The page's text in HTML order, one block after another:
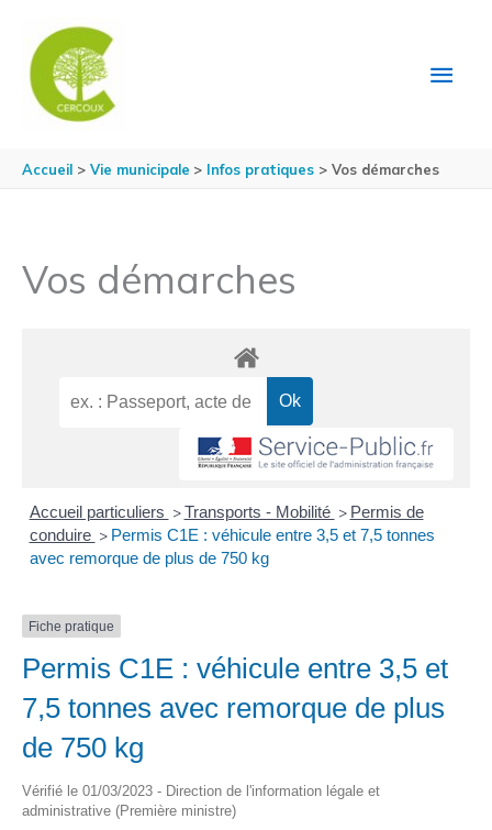
Accueil Vie municipale Infos pratiques Vos démarches
Vos démarches
Accueil particuliers > Transports - Mobilité > Permis de
conduire > Permis C1E : véhicule entre 3,5 et 7,5 tonnes
avec remorque de plus de 750 kg
Fiche pratique
Permis C1E : véhicule entre 3,5 et
7,5 tonnes avec remorque de plus
de 750 kg
Vérifié le 01/03/2023 - Direction de l'information légale et
administrative (Première ministre)